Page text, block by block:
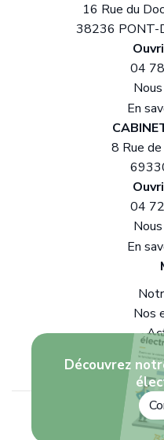
Découvrez
16 Rue du
38236 PONT-
04
En
8 Rue
04
En
Nos
© 2024 - 2026 Site